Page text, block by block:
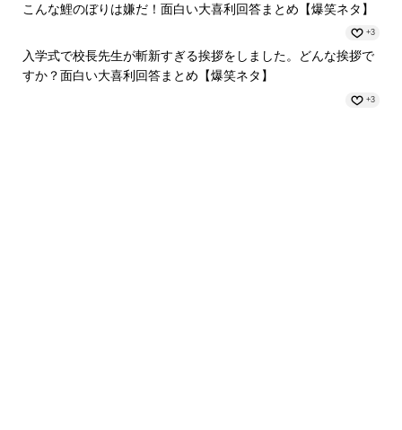
こんな鯉のぼりは嫌だ！面白い大喜利回答まとめ【爆笑ネタ】
+3
入学式で校長先生が斬新すぎる挨拶をしました。どんな挨拶で
すか？面白い大喜利回答まとめ【爆笑ネタ】
+3